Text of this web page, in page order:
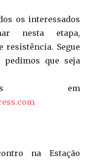
os interessados
nesta etapa,
Segue
que seja
em
na Estação